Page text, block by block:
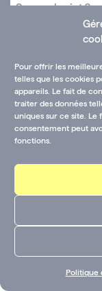
Pour offrir les
telles que les cookies
appareils. Le fait de
traiter des données
uniques sur ce site. Le
consentement peut
fonctions.
Politique